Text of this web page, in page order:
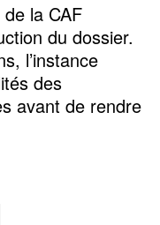
la CAF
du dossier.
l’instance
des
avant de rendre